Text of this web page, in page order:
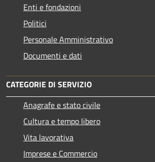
Enti e fondazioni
Politici
Personale Amministrativo
Documenti e dati
CATEGORIE DI SERVIZIO
Anagrafe e stato civile
Cultura e tempo libero
Vita lavorativa
Imprese e Commercio